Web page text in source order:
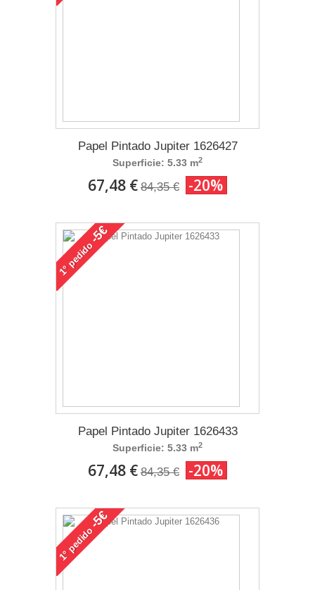
Papel Pintado Jupiter 1626427
Superficie: 5.33 m2
67,48 € 84,35 € -20%
1°
pedido
-5€
Papel Pintado Jupiter 1626433
Superficie: 5.33 m2
67,48 € 84,35 € -20%
1°
pedido
-5€